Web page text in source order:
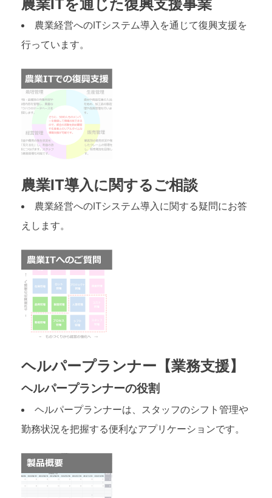
農業ITを通じた復興支援事業
農業経営へのITシステム導入を通じて復興支援を
行っています。
農業IT導入に関するご相談
農業経営へのITシステム導入に関する疑問にお答
えします。
ヘルパープランナー【業務支援】
ヘルパープランナーの役割
ヘルパープランナーは、スタッフのシフト管理や
勤務状況を把握する便利なアプリケーションです。